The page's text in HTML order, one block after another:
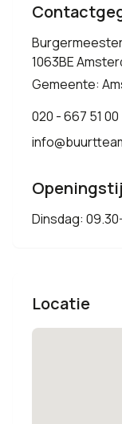
1063BE
Gemeente:
020 - 667 51 00
Dinsdag:
Locatie